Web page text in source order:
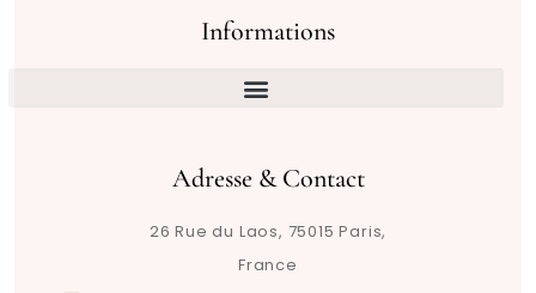
Informations
Adresse & Contact
26 Rue du Laos, 75015 Paris,
France